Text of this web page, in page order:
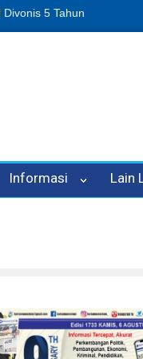
Desak Polisi Tetapkan P-
Informasi Lain